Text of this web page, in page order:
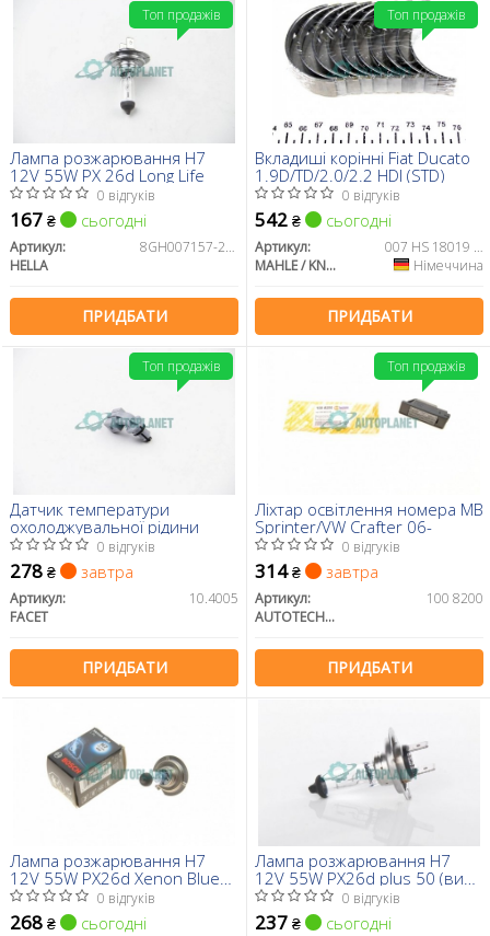
Лампа розжарювання H7
12V 55W PX 26d Long Life
0 відгуків
167 ₴ сьогодні
Артикул:
8GH007157-201
HELLA
ПРИДБАТИ
Топ продажів
Вкладиші корінні Fiat Ducato
1.9D/TD/2.0/2.2 HDI (STD)
0 відгуків
542 ₴ сьогодні
Артикул:
007 HS 18019 000
MAHLE / KNECHT
Німеччина
ПРИДБАТИ
Топ продажів
Датчик температури
охолоджувальної рідини
0 відгуків
278 ₴ завтра
Артикул:
10.4005
FACET
ПРИДБАТИ
Топ продажів
Ліхтар освітлення номера MB
Sprinter/VW Crafter 06-
0 відгуків
314₴ завтра
Артикул:
100 8200
AUTOTECHTEILE
ПРИДБАТИ
Топ продажів
Лампа розжарювання H7
12V 55W PX26d Xenon Blue
(вир-во Bosch)0 відгуків
268 ₴ сьогодні
Лампа розжарювання H7
12V 55W PX26d plus 50 (вир-
во Bosch)
0 відгуків
237 ₴ сьогодні